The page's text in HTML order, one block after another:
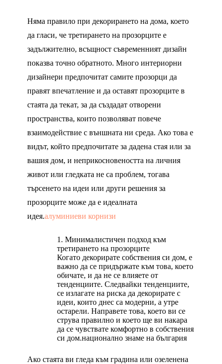
Няма правило при декорирането на дома, което
да гласи, че третирането на прозорците е
задължително, всъщност съвременният дизайн
показва точно обратното. Много интериорни
дизайнери предпочитат самите прозорци да
правят впечатление и да оставят прозорците в
стаята да текат, за да създадат отворени
пространства, които позволяват повече
взаимодействие с външната ни среда. Ако това е
видът, който предпочитате за дадена стая или за
вашия дом, и неприкосновеността на личния
живот или гледката не са проблем, тогава
търсенето на идеи или други решения за
прозорците може да е идеалната
идея.алуминиеви корнизи
Минималистичен подход към
третирането на прозорците
Когато декорирате собствения си дом, е
важно да се придържате към това, което
обичате, и да не се влияете от
тенденциите. Следвайки тенденциите,
се излагате на риска да декорирате с
идеи, които днес са модерни, а утре
остарели. Направете това, което ви се
струва правилно и което ще ви накара
да се чувствате комфортно в собствения
си дом.национално знаме на българия
Ако стаята ви гледа към градина или озеленена